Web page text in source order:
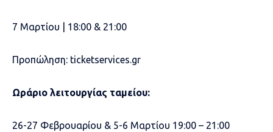
7 Μαρτίου | 18:00 & 21:00
Προπώληση: ticketservices.gr
Ωράριο λειτουργίας ταμείου:
26-27 Φεβρουαρίου & 5-6 Μαρτίου 19:00 – 21:00